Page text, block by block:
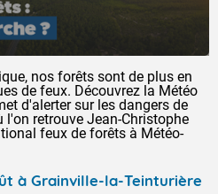
nos forêts sont de plus en
de feux. Découvrez la Météo
d'alerter sur les dangers de
retrouve Jean-Christophe
feux de forêts à Météo-
à Grainville-la-Teinturière